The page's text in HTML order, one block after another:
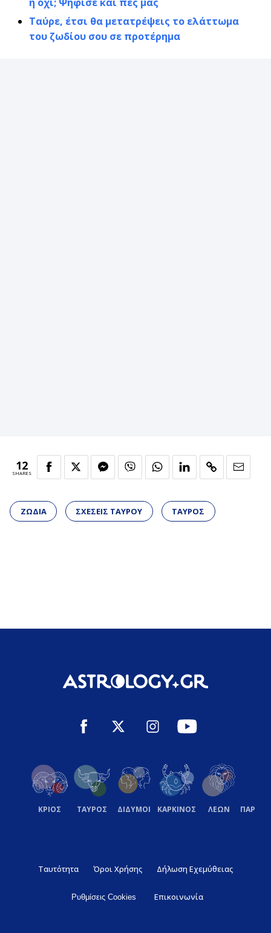
Ταύρε, έτσι θα μετατρέψεις το ελάττωμα
του ζωδίου σου σε προτέρημα
12
SHARES
ΖΩΔΙΑ ΣΧΕΣΕΙΣ ΤΑΥΡΟΥ ΤΑΥΡΟΣ
ΚΡΙΟΣ ΤΑΥΡΟΣ ΔΙΔΥΜΟΙ ΚΑΡΚΙΝΟΣ ΛΕΩΝ
Ταυτότητα Όροι Χρήσης Δήλωση Εχεμύθειας
Ρυθμίσεις Cookies Επικοινωνία